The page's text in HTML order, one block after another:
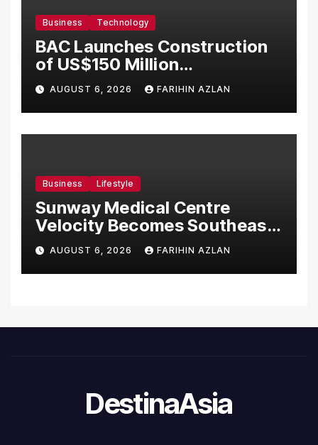
Business Technology
BAC Launches Construction
of US$150 Million
Manufacturing Facility in
Malaysia
AUGUST 6, 2026 FARIHIN AZLAN
Business Lifestyle
Sunway Medical Centre
Velocity Becomes Southeast
Asia’s First Hospital to
Introduce the Comprehensive
NORAV Clinical Management
AUGUST 6, 2026 FARIHIN AZLAN
DestinaAsia